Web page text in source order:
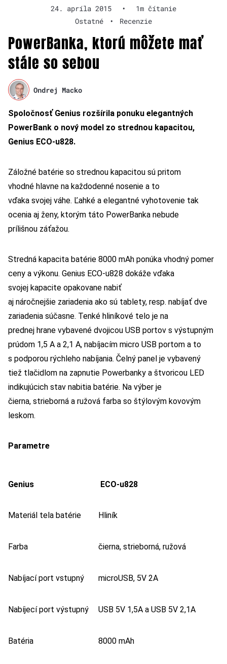
24. apríla 2015 •
1m čítanie
Ostatné
• Recenzie
PowerBanka, ktorú môžete mať
stále so sebou
Ondrej Macko
Spoločnosť Genius rozšírila ponuku elegantných
PowerBank o nový model zo strednou kapacitou,
Genius ECO-u828.
Záložné batérie so strednou kapacitou sú pritom
vhodné hlavne na každodenné nosenie a to
vďaka svojej váhe. Ľahké a elegantné vyhotovenie tak
ocenia aj ženy, ktorým táto PowerBanka nebude
prílišnou záťažou.
Stredná kapacita batérie 8000 mAh ponúka vhodný pomer
ceny a výkonu. Genius ECO-u828 dokáže vďaka
svojej kapacite opakovane nabiť
aj náročnejšie zariadenia ako sú tablety, resp. nabíjať dve
zariadenia súčasne. Tenké hliníkové telo je na
prednej hrane vybavené dvojicou USB portov s výstupným
prúdom 1,5 A a 2,1 A, nabíjacím micro USB portom a to
s podporou rýchleho nabíjania. Čelný panel je vybavený
tiež tlačidlom na zapnutie Powerbanky a štvoricou LED
indikujúcich stav nabitia batérie. Na výber je
čierna, strieborná a ružová farba so štýlovým kovovým
leskom.
Parametre
Genius ECO-u828
Materiál tela batérie Hliník
Farba čierna, strieborná, ružová
Nabíjací port vstupný microUSB, 5V 2A
Nabíjecí port výstupný USB 5V 1,5A a USB 5V 2,1A
Batéria 8000 mAh